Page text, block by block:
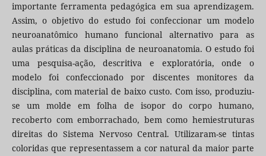
importante ferramenta pedagógica em sua aprendizagem.
Assim, o objetivo do estudo foi confeccionar um modelo
neuroanatômico humano funcional alternativo para as
aulas práticas da disciplina de neuroanatomia. O estudo foi
uma pesquisa-ação, descritiva e exploratória, onde o
modelo foi confeccionado por discentes monitores da
disciplina, com material de baixo custo. Com isso, produziu-
se um molde em folha de isopor do corpo humano,
recoberto com emborrachado, bem como hemiestruturas
direitas do Sistema Nervoso Central. Utilizaram-se tintas
coloridas que representassem a cor natural da maior parte